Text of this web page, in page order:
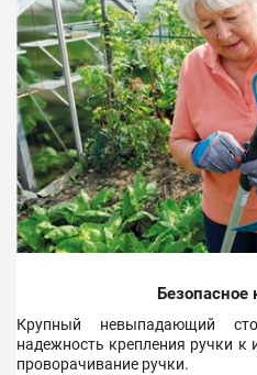
Безопасное
Крупный невыпадающий
надежность крепления ручки к
проворачивание ручки.